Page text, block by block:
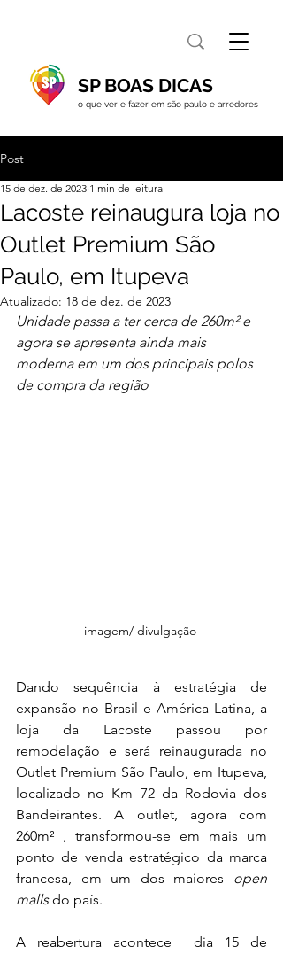
SP BOAS DICAS
o que ver e fazer em são paulo e arredores
Post
Lacoste reinaugura loja no
Outlet Premium São
Paulo, em Itupeva
15 de dez. de 2023 1 min de leitura
Atualizado: 18 de dez. de 2023
Unidade passa a ter cerca de 260m² e
agora se apresenta ainda mais
moderna em um dos principais polos
de compra da região
imagem/ divulgação
Dando sequência à estratégia de
expansão no Brasil e América Latina, a
loja da Lacoste passou por
remodelação e será reinaugurada no
Outlet Premium São Paulo, em Itupeva,
localizado no Km 72 da Rodovia dos
Bandeirantes. A outlet, agora com
260m² , transformou-se em mais um
ponto de venda estratégico da marca
francesa, em um dos maiores open
malls do país.
A reabertura acontece  dia 15 de